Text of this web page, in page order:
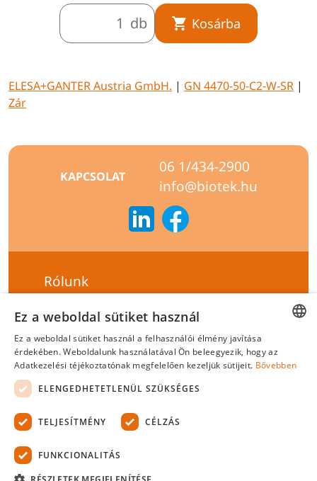
db Kosárba
ELESA+GANTER Austria GmbH. | GN 4470-50-C2-W-SR |
Zár
KAPCSOLAT
06 1/434-2900
info@biotek.hu
Rólunk
Hírlevél feliratkozás
Általános szerződési feltételek
Adatvédelmi tájékoztató
Felelősségvállalási nyilatkozat
Tanúsítványok
2026 Minden jog fenntartva.
ENGLISH
Ez a weboldal sütiket használ
Ez a weboldal sütiket használ a felhasználói élmény javítása
érdekében. Weboldalunk használatával Ön beleegyezik, hogy az
Adatkezelési téjékoztatónak megfelelően kezeljük sütijeit. Bővebben
ELENGEDHETETLENÜL SZÜKSÉGES
TELJESÍTMÉNY CÉLZÁS
FUNKCIONALITÁS